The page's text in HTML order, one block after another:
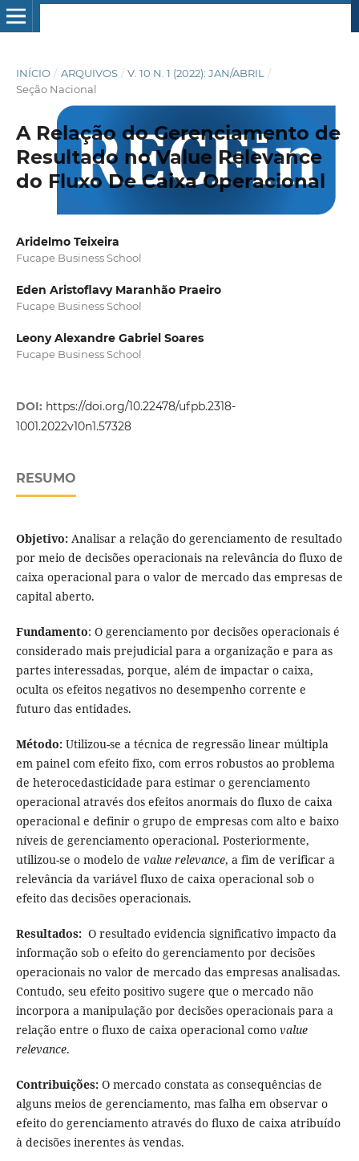
INÍCIO / ARQUIVOS / V. 10 N. 1 (2022): JAN/ABRIL
/
Seção Nacional
A Relação do Gerenciamento de
Resultado no Value Relevance
do Fluxo De Caixa Operacional
Aridelmo Teixeira
Fucape Business School
Eden Aristoflavy Maranhão Praeiro
Fucape Business School
Leony Alexandre Gabriel Soares
Fucape Business School
DOI: https://doi.org/10.22478/ufpb.2318-
1001.2022v10n1.57328
RESUMO
Objetivo:Analisar a relação do gerenciamento de resultado
por meio de decisões operacionais na relevância do fluxo de
caixa operacional para o valor de mercado das empresas de
capital aberto.
Fundamento: O gerenciamento por decisões operacionais é
considerado mais prejudicial para a organização e para as
partes interessadas, porque, além de impactar o caixa,
oculta os efeitos negativos no desempenho corrente e
futuro das entidades.
Método:Utilizou-se a técnica de regressão linear múltipla
em painel com efeito fixo, com erros robustos ao problema
de heterocedasticidade para estimar o gerenciamento
operacional através dos efeitos anormais do fluxo de caixa
operacional e definir o grupo de empresas com alto e baixo
níveis de gerenciamento operacional. Posteriormente,
utilizou-se o modelo de value relevance, a fim de verificar a
relevância da variável fluxo de caixa operacional sob o
efeito das decisões operacionais.
Resultados:O resultado evidencia significativo impacto da
informação sob o efeito do gerenciamento por decisões
operacionais no valor de mercado das empresas analisadas.
Contudo, seu efeito positivo sugere que o mercado não
incorpora a manipulação por decisões operacionais para a
relação entre o fluxo de caixa operacional como value
relevance.
Contribuições:O mercado constata as consequências de
alguns meios de gerenciamento, mas falha em observar o
efeito do gerenciamento através do fluxo de caixa atribuído
à decisões inerentes às vendas.